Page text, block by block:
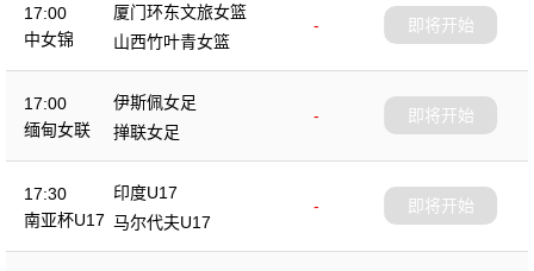
17:00
中女锦
厦门环东文旅女篮
-
山西竹叶青女篮
即将开始
17:00
缅甸女联
伊斯佩女足
-
掸联女足
即将开始
17:30
南亚杯U17
印度U17
-
马尔代夫U17
即将开始